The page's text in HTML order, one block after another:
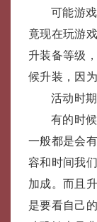
可能游
竟现在玩游
升装备等级
候升装，因
活动时期
有的时
一般都是会
容和时间我
加成。而且
是要看自己